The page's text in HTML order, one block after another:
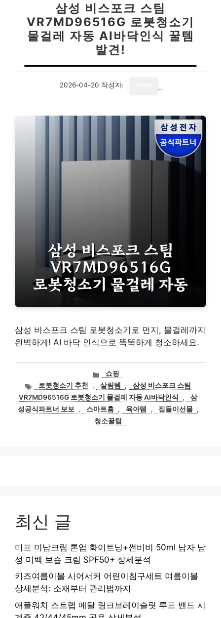
삼성 비스포크 스팀
VR7MD96516G 로봇청소기
물걸레 자동 AI바닥인식 꿀템
발견!
2026-04-20 작성자:
삼성 비스포크 스팀 로봇청소기로 먼지, 물걸레까지
완벽하게! AI 바닥 인식으로 똑똑하게 청소하세요.
카
테
고
리
쇼핑
태
그
로봇청소기 추천 , 살림템 ,
삼성 비스포크 스팀
VR7MD96516G 로봇청소기 물걸레 자동 AI바닥인식
,
삼
성공식파트너 보보
, 스마트홈 , 육아템 , 집들이선물 ,
청소꿀팁
최신 글
미프 미남크림 톤업 화이트닝+썬비비 50ml 남자 남
성 미백 보습 크림 SPF50+ 상세분석
키즈여름이불 시어서커 어린이침구세트 여름이불
상세분석: 소재부터 관리법까지
애플워치 스트랩 메탈 링크브레이슬릿 루프 밴드 시